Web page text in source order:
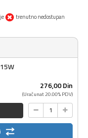
trenutno nedostupan
276,00Din
(Uračunat 20.00% PDV)